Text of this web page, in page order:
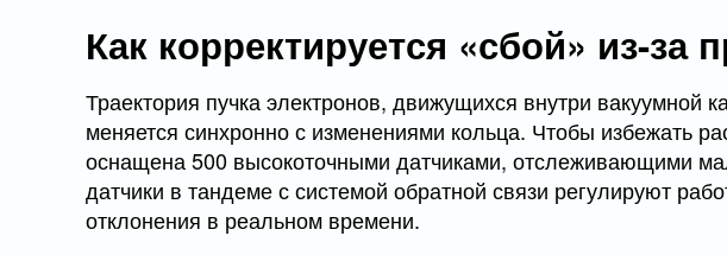
Как корректируется «сбой» из-за
Траектория пучка электронов, движущихся внутри вакуумной
меняется синхронно с изменениями кольца. Чтобы избежать
оснащена 500 высокоточными датчиками, отслеживающими
датчики в тандеме с системой обратной связи регулируют
отклонения в реальном времени.